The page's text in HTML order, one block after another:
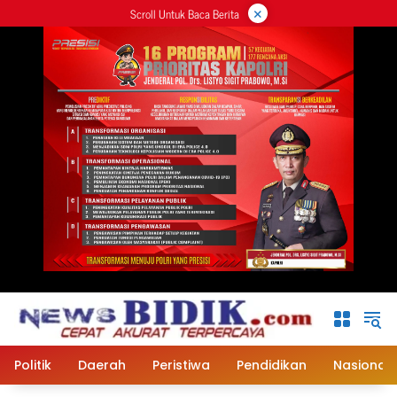
ke
Scroll Untuk Baca Berita ×
Politik Daerah Peristiwa Pendidikan Nasional